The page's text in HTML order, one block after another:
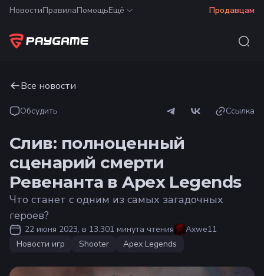
НовостиПравилаПомощьЕщё Продавцам
Все новости
Обсудить Ссылка
Слив: полноценный
сценарий смерти
Ревенанта в Apex Legends
Что станет с одним из самых загадочных
героев?
22 июня 2023, в 13:301 минута чтения
Axwe11
Новости игр
Shooter Apex Legends